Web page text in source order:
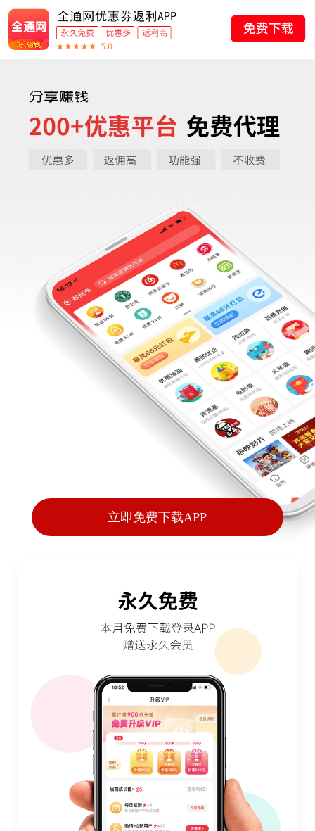
立即免费下载APP